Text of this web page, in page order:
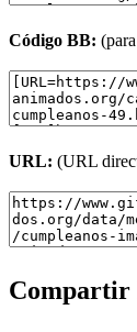
Código BB:
URL: (URL
Compartir